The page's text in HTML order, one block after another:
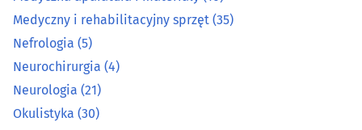
Medycyna estetyczna (39)
Medycyna naturalna
Medycyna pracy
Medyczny i rehabilitacyjny sprzęt (35)
Nefrologia (5)
Neurochirurgia (4)
Neurologia (21)
Okulistyka (30)